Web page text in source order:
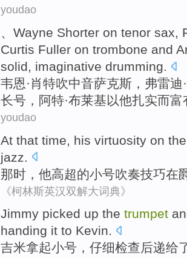
youdao
、Wayne Shorter on tenor sax,
Curtis Fuller on trombone and
solid, imaginative drumming.
韦恩·肖特吹中音萨克斯 ，弗雷迪·
长号 ，阿特·布莱基以他扎实而富
youdao
At that time his virtuosity on
jazz
那时 ， 他高超的小号吹奏技巧在
《柯林斯英汉双解大词典》
Jimmy picked up the trumpet
handing it to Kevin.
吉米拿起小号，仔细检查后递给